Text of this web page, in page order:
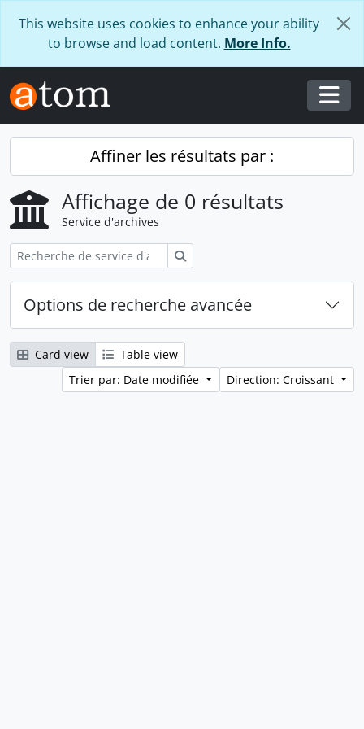
This website uses cookies to enhance your ability
to browse and load content. More Info.
Affiner les résultats par :
Affichage de 0 résultats
Service d'archives
Options de recherche avancée
Card view
Table view
Trier par: Date modifiée
Direction: Croissant